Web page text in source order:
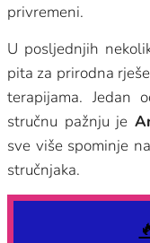
privremeni.
U posljednjih
pita za prirodna
terapijama. Jedan
stručnu pažnju je
sve više spominje
stručnjaka.